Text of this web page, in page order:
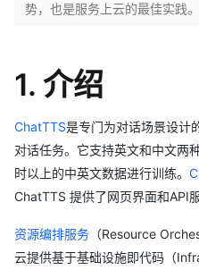
势，也是服务上云的最佳实践。
1. 介绍
ChatTTS是专门为对话场景设计
对话任务。它支持英文和中文两
时以上的中英文数据进行训练。
ChatTTS 提供了网页界面和API服
资源编排服务 （Resource
云提供基于基础设施即代码（